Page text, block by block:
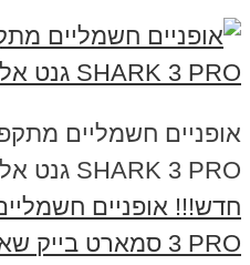
SHARK 3 PRO גנט אלומיניום
3 PRO סמארט בייק שארק פרו